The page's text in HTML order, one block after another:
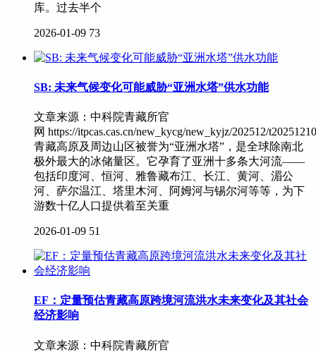
库。过去半个
2026-01-09 73
SB: 未来气候变化可能威胁“亚洲水塔”供水功能
文章来源：中科院青藏所官
网 https://itpcas.cas.cn/new_kycg/new_kyjz/202512/
青藏高原及周边山区被誉为“亚洲水塔”，是全球除南北
极外最大的冰储量区。它孕育了亚洲十多条大河流——
包括印度河、恒河、雅鲁藏布江、长江、黄河、湄公
河、萨尔温江、塔里木河、阿姆河与锡尔河等等，为下
游数十亿人口提供着至关重
2026-01-09 51
EF：定量预估青藏高原跨境河流洪水未来变化及其社会
经济影响
文章来源：中科院青藏所官